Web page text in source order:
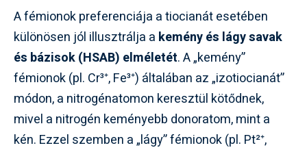
A fémionok preferenciája a tiocianát esetében
különösen jól illusztrálja a kemény és lágy savak
és bázisok (HSAB) elméletét. A „kemény”
fémionok (pl. Cr³⁺, Fe³⁺) általában az „izotiocianát”
módon, a nitrogénatomon keresztül kötődnek,
mivel a nitrogén keményebb donoratom, mint a
kén. Ezzel szemben a „lágy” fémionok (pl. Pt²⁺,